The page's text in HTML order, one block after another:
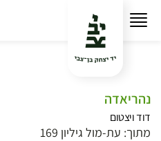
נהריאדה
דוד ויצטום
מתוך: עת-מול גיליון 169